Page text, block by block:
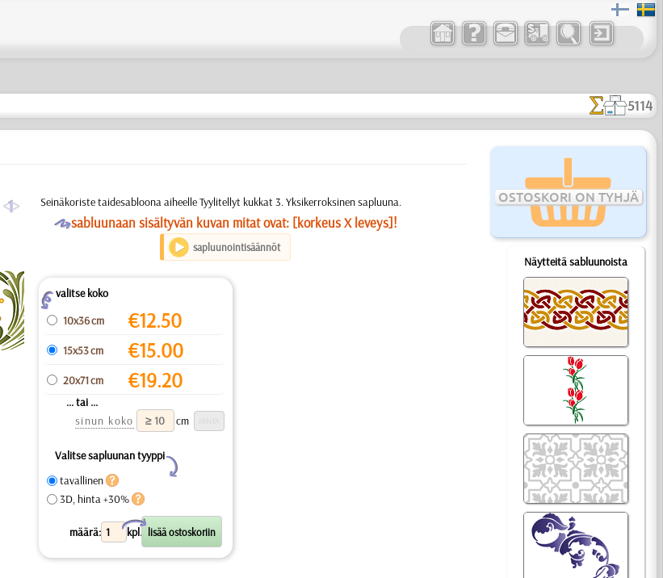
5114
OSTOSKORI ON TYHJÄ
Näytteitä sabluunoista
a Seinäkoriste taidesabloona aiheelle Tyylitellyt kukkat 3. Yksikerroksinen sapluuna.
Osabluunaan sisältyvän kuvan mitat ovat: [korkeus X leveys]!
sapluunointisäännöt
Zvalitse koko
10x36 cm
€12.50
15x53 cm €15.00
20x71 cm €19.20
... tai ...
sinun koko
cm
Valitse sapluunan tyyppi
Y
tavallinen
3D, hinta +30%
määrä: kpl.
X